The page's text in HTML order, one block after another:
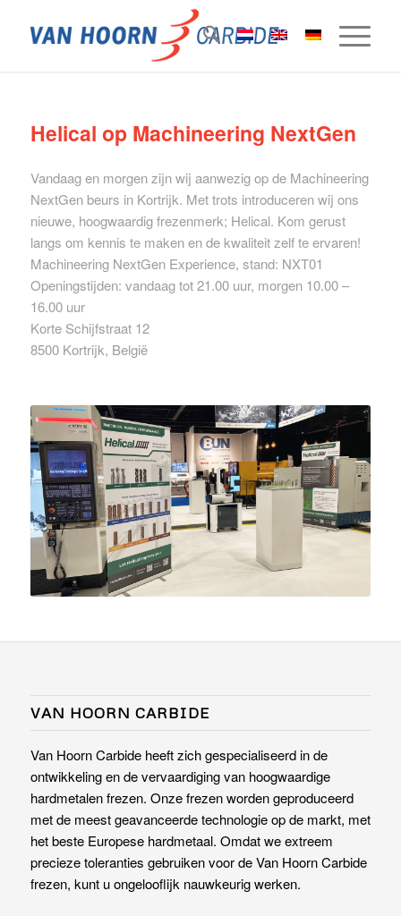
Helical op Machineering NextGen
Vandaag en morgen zijn wij aanwezig op de Machineering
NextGen beurs in Kortrijk. Met trots introduceren wij ons
nieuwe, hoogwaardig frezenmerk; Helical. Kom gerust
langs om kennis te maken en de kwaliteit zelf te ervaren!
Machineering NextGen Experience, stand: NXT01
Openingstijden: vandaag tot 21.00 uur, morgen 10.00 –
16.00 uur
Korte Schijfstraat 12
8500 Kortrijk, België
VAN HOORN CARBIDE
Van Hoorn Carbide heeft zich gespecialiseerd in de
ontwikkeling en de vervaardiging van hoogwaardige
hardmetalen frezen. Onze frezen worden geproduceerd
met de meest geavanceerde technologie op de markt, met
het beste Europese hardmetaal. Omdat we extreem
precieze toleranties gebruiken voor de Van Hoorn Carbide
frezen, kunt u ongelooflijk nauwkeurig werken.